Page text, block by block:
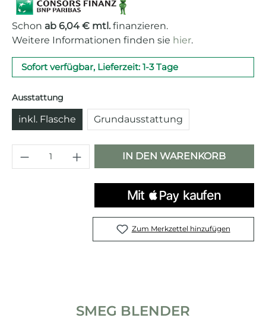
Schon ab 6,04 € mtl. finanzieren.
Weitere Informationen finden sie hier.
Sofort verfügbar, Lieferzeit: 1-3 Tage
Ausstattung
inkl. Flasche Grundausstattung
Produkt Anzahl: Gib den
IN DEN WARENKORB
Zum Merkzettel hinzufügen
SMEG BLENDER